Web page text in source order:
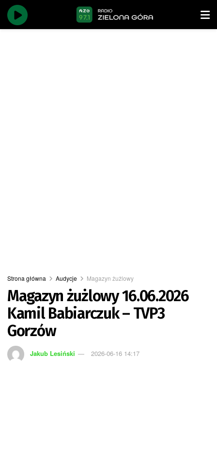
Strona główna Audycje Magazyn żużlowy
Magazyn żużlowy 16.06.2026
Kamil Babiarczuk – TVP3
Gorzów
Jakub Lesiński 2026-06-16 14:17